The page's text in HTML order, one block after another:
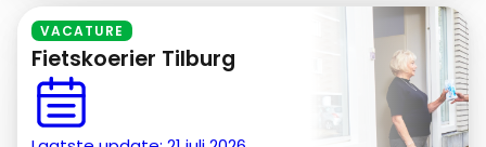
VACATURE
Fietskoerier Tilburg